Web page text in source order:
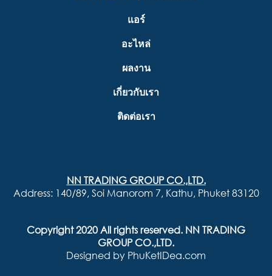
แอร์
อะไหล่
ผลงาน
เกี่ยวกับเรา
ติดต่อเรา
NN TRADING GROUP CO.,LTD.
Address: 140/89, Soi Manorom 7, Kathu, Phuket 83120
Copyright 2020 All rights reserved. NN TRADING
GROUP CO.,LTD.
Designed by PhuKetIDea.com